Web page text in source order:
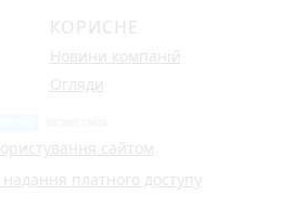
КОРИСНЕ
Новини компаній
Огляди
сайтом
платного доступу